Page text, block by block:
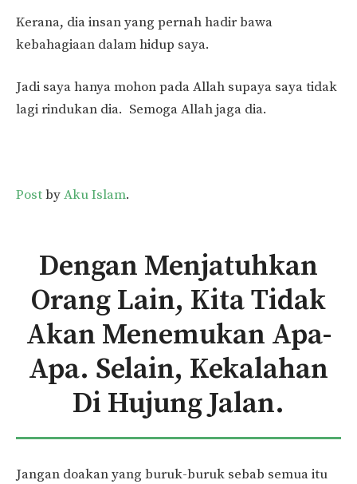
Kerana, dia insan yang pernah hadir bawa
kebahagiaan dalam hidup saya.
Jadi saya hanya mohon pada Allah supaya saya tidak
lagi rindukan dia. Semoga Allah jaga dia.
PostbyAku Islam.
Dengan Menjatuhkan
Orang Lain, Kita Tidak
Akan Menemukan Apa-
Apa. Selain, Kekalahan
Di Hujung Jalan.
Jangan doakan yang buruk-buruk sebab semua itu